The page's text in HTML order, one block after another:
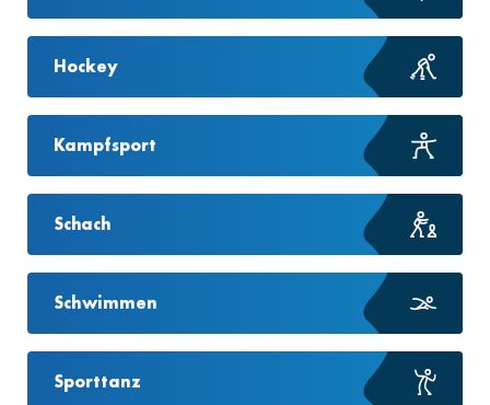
Hockey
Kampfsport
Schach
Schwimmen
Sporttanz